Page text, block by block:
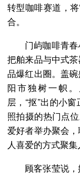
转型咖啡赛道，
合。
门屿咖啡青
把舶来品与中式
品爆红出圈。盖
阳市独树一帜
层，“抠”出的小
照拍摄的热门点
爱好者举办聚会
人喜爱的方式聚集
顾客张莹说